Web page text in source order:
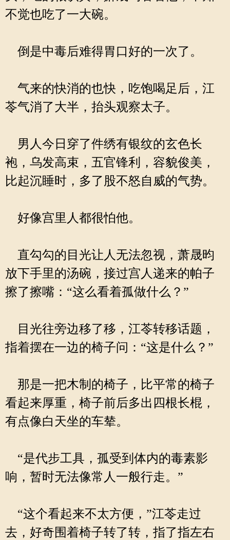
不觉也吃了一大碗。
倒是中毒后难得胃口好的一次了。
气来的快消的也快，吃饱喝足后，江
苓气消了大半，抬头观察太子。
男人今日穿了件绣有银纹的玄色长
袍，乌发高束，五官锋利，容貌俊美，
比起沉睡时，多了股不怒自威的气势。
好像宫里人都很怕他。
直勾勾的目光让人无法忽视，萧晟昀
放下手里的汤碗，接过宫人递来的帕子
擦了擦嘴：“这么看着孤做什么？”
目光往旁边移了移，江苓转移话题，
指着摆在一边的椅子问：“这是什么？”
那是一把木制的椅子，比平常的椅子
看起来厚重，椅子前后多出四根长棍，
有点像白天坐的车辇。
“是代步工具，孤受到体内的毒素影
响，暂时无法像常人一般行走。”
“这个看起来不太方便，”江苓走过
去，好奇围着椅子转了转，指了指左右